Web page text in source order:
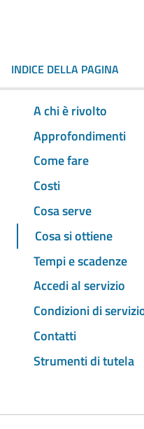
INDICE DELLA PAGINA
A chi è rivolto
Approfondimenti
Come fare
Costi
Cosa serve
Cosa si ottiene
Tempi e scadenze
Accedi al servizio
Condizioni di
Contatti
Strumenti di tutela